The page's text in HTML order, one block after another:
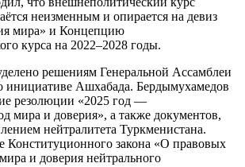
неизменным и опирается на девиз
мира» и Концепцию
курса на 2022–2028 годы.
решениям Генеральной Ассамблеи
Ашхабада. Бердымухамедов
резолюции «2025 год —
мира и доверия», а также документов,
нейтралитета Туркменистана.
Конституционного закона «О правовых
и доверия нейтрального